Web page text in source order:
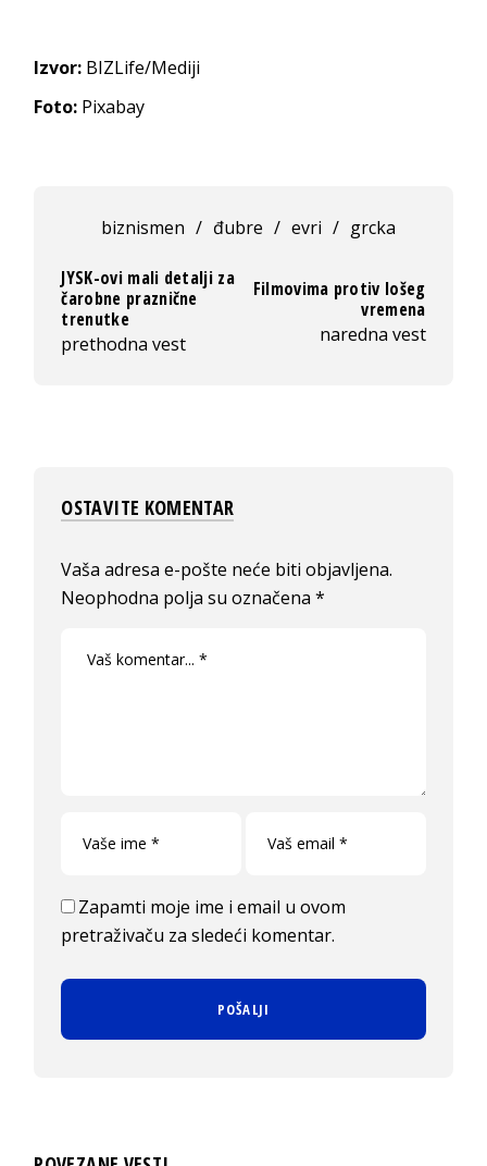
Izvor: BIZLife/Mediji
Foto: Pixabay
biznismen / đubre / evri / grcka
JYSK-ovi mali detalji za
čarobne praznične
trenutke
prethodna vest
Filmovima protiv lošeg
vremena
naredna vest
OSTAVITE KOMENTAR
Vaša adresa e-pošte neće biti objavljena.
Neophodna polja su označena*
Zapamti moje ime i email u ovom
pretraživaču za sledeći komentar.